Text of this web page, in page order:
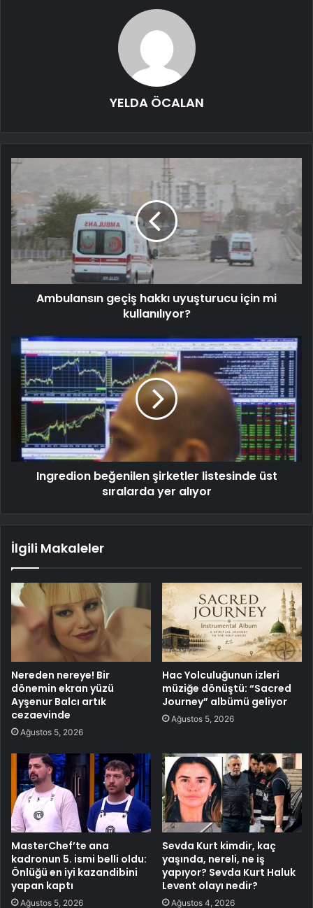
YELDA ÖCALAN
Ambulansın geçiş hakkı uyuşturucu için mi
kullanılıyor?
Ingredion beğenilen şirketler listesinde üst
sıralarda yer alıyor
İlgili Makaleler
Nereden nereye! Bir
dönemin ekran yüzü
Ayşenur Balcı artık
cezaevinde
Ağustos 5, 2026
Hac Yolculuğunun izleri
müziğe dönüştü: “Sacred
Journey” albümü geliyor
Ağustos 5, 2026
MasterChef’te ana
kadronun 5. ismi belli oldu:
Önlüğü en iyi kazandibini
yapan kaptı
Ağustos 5, 2026
Sevda Kurt kimdir, kaç
yaşında, nereli, ne iş
yapıyor? Sevda Kurt Haluk
Levent olayı nedir?
Ağustos 4, 2026